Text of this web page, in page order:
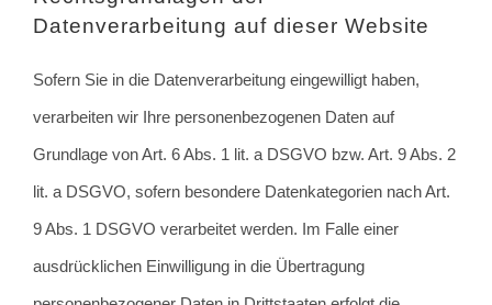
Datenverarbeitung auf dieser Website
Sofern Sie in die Datenverarbeitung eingewilligt haben,
verarbeiten wir Ihre personenbezogenen Daten auf
Grundlage von Art. 6 Abs. 1 lit. a DSGVO bzw. Art. 9 Abs. 2
lit. a DSGVO, sofern besondere Datenkategorien nach Art.
9 Abs. 1 DSGVO verarbeitet werden. Im Falle einer
ausdrücklichen Einwilligung in die Übertragung